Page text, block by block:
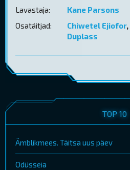
Lavastaja:
Kane Parsons
Osatäitjad:
Chiwetel Ejiofor,
Duplass
TOP 10
Ämblikmees. Täitsa uus päev
Odüsseia